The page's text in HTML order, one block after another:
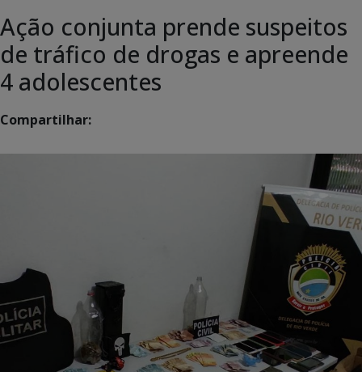
Ação conjunta prende suspeitos
de tráfico de drogas e apreende
4 adolescentes
Compartilhar: